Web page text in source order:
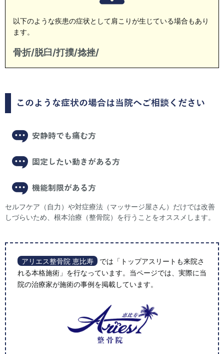
以下のような疾患の症状として肩こりが生じている場合もあり
ます。
骨折/脱臼/打撲/捻挫/
このような症状の場合は当院へご相談ください
安静時でも痛む方
固定したい動きがある方
機能制限がある方
セルフケア（自力）や対症療法（マッサージ屋さん）だけでは改善
しづらいため、根本治療（整骨院）を行うことをオススメします。
アリエス整骨院 恵比寿
では「トップアスリートも来院さ
れる本格施術」を行なっています。当ページでは、実際に当
院の治療家が施術の事例を掲載しています。